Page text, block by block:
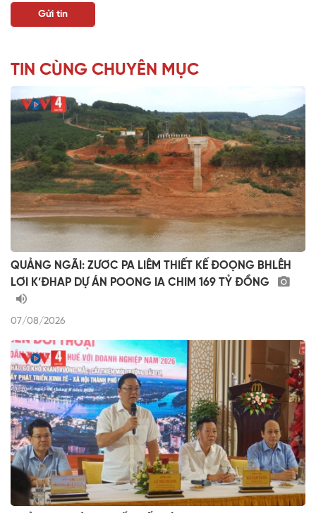
TIN CÙNG CHUYÊN MỤC
QUẢNG NGÃI: ZƯƠC PA LIÊM THIẾT KẾ ĐOỌNG BHLÊH
LƠI K’ĐHAP DỰ ÁN POONG IA CHIM 169 TỶ ĐỒNG
07/08/2026